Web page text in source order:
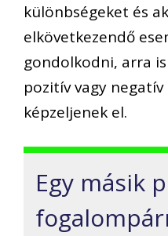
különbségeket és
elkövetkezendő
gondolkodni, arra
pozitív vagy
képzeljenek el.
Egy másik